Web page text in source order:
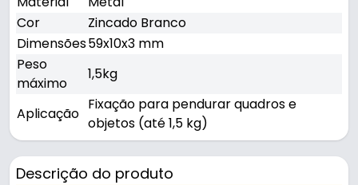
Cor
Zincado Branco
Dimensões59x10x3 mm
Peso
máximo
1,5kg
Aplicação
Fixação para pendurar quadros e
objetos (até 1,5 kg)
Descrição do produto